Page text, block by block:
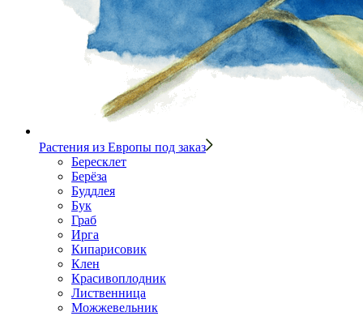
Растения из Европы под заказ
Бересклет
Берёза
Буддлея
Бук
Граб
Ирга
Кипарисовик
Клен
Красивоплодник
Лиственница
Можжевельник